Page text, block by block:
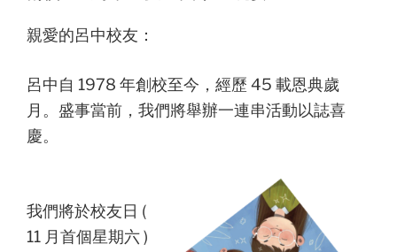
親愛的呂中校友：
呂中自 1978 年創校至今，經歷 45 載恩典歲
月。盛事當前，我們將舉辦一連串活動以誌喜
慶。
我們將於校友日 (
11 月首個星期六 )